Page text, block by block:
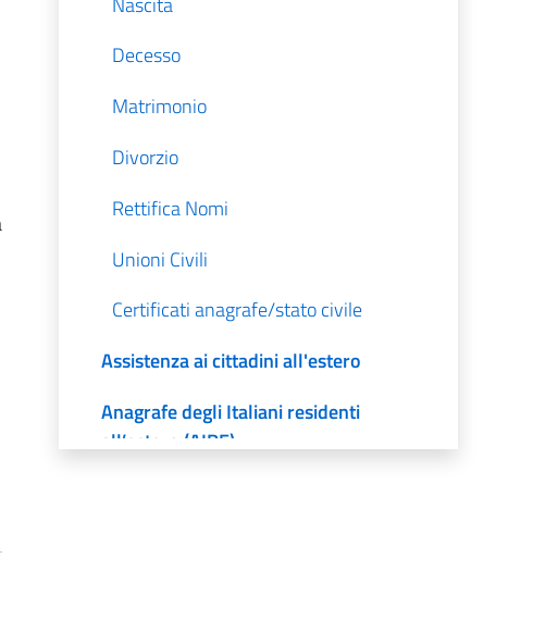
Decesso
Matrimonio
Divorzio
Rettifica Nomi
Unioni Civili
Certificati anagrafe/stato civile
Assistenza ai cittadini all'estero
Anagrafe degli Italiani residenti
all’estero (AIRE)